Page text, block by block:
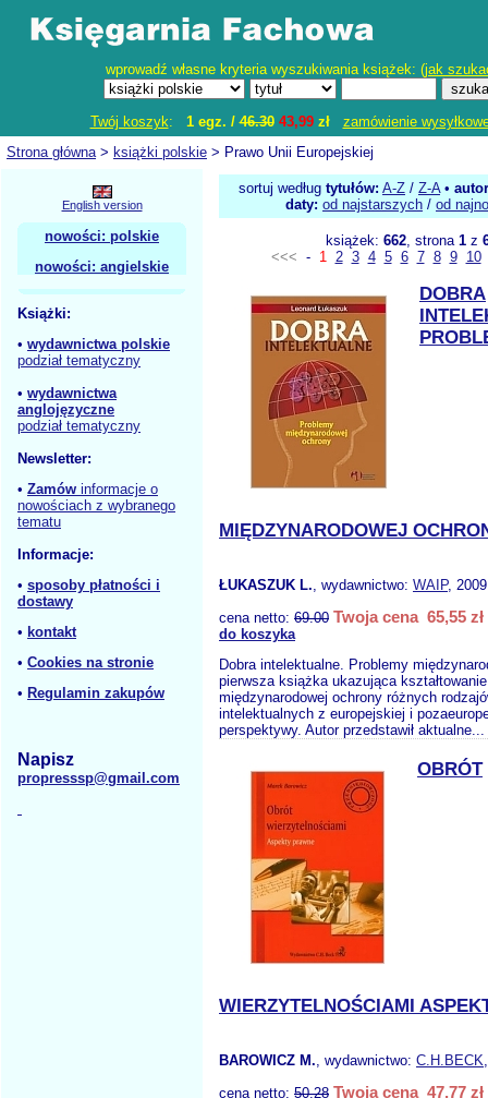
wprowadź własne kryteria wyszukiwania książek: (jak
Twój koszyk: 1 egz. /46.30 43,99zł
zamówienie
Strona główna> książki polskie > Prawo Unii Europejskiej
English version
nowości: polskie
nowości: angielskie
Książki:
• wydawnictwa polskie
podział tematyczny
• wydawnictwa
anglojęzyczne
podział tematyczny
Newsletter:
• Zamów informacje o
nowościach z wybranego
tematu
Informacje:
• sposoby płatności i
dostawy
• kontakt
• Cookies na stronie
• Regulamin zakupów
Napisz
propresssp@gmail.com
sortuj według tytułów: A-Z / Z-A•
daty: od najstarszych / od
książek: 662, strona 1z
<<< - 1 2 3 4 5 6 7 8 9 10
DOBRA
MIĘDZYNARODOWEJ
ŁUKASZUK L., wydawnictwo: WAIP,
cena netto: 69.00 Twoja cena 65,55 zł
do koszyka
Dobra intelektualne. Problemy
pierwsza książka ukazująca
międzynarodowej ochrony różnych
intelektualnych z europejskiej i
perspektywy. Autor przedstawił aktualne...
OBRÓT
WIERZYTELNOŚCIAMI
BAROWICZ M., wydawnictwo: C.H.BECK
cena netto: 50.28 Twoja cena 47,77 zł